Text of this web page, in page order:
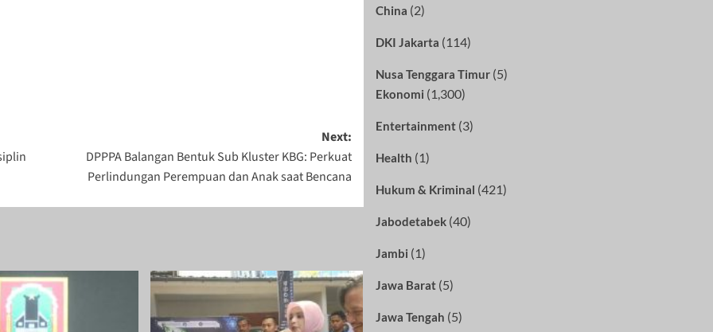
Next:
DPPPA Balangan Bentuk Sub Kluster KBG: Perkuat
Perlindungan Perempuan dan Anak saat Bencana
China (2)
DKI Jakarta (114)
Nusa Tenggara Timur(5)
Ekonomi (1,300)
Entertainment(3)
Health (1)
Hukum & Kriminal (421)
Jabodetabek(40)
Jambi (1)
Jawa Barat(5)
Jawa Tengah (5)